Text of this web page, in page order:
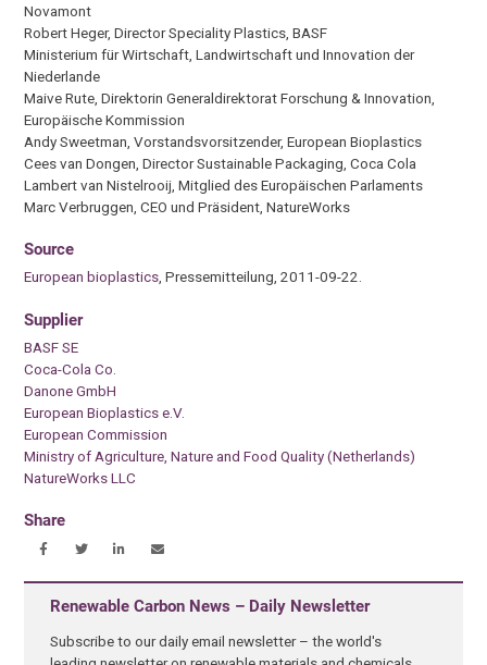
Novamont
Robert Heger, Director Speciality Plastics, BASF
Ministerium für Wirtschaft, Landwirtschaft und Innovation der
Niederlande
Maive Rute, Direktorin Generaldirektorat Forschung & Innovation,
Europäische Kommission
Andy Sweetman, Vorstandsvorsitzender, European Bioplastics
Cees van Dongen, Director Sustainable Packaging, Coca Cola
Lambert van Nistelrooij, Mitglied des Europäischen Parlaments
Marc Verbruggen, CEO und Präsident, NatureWorks
Source
European bioplastics, Pressemitteilung, 2011-09-22.
Supplier
BASF SE
Coca-Cola Co.
Danone GmbH
European Bioplastics e.V.
European Commission
Ministry of Agriculture, Nature and Food Quality (Netherlands)
NatureWorks LLC
Share
Renewable Carbon News – Daily Newsletter
Subscribe to our daily email newsletter – the world's